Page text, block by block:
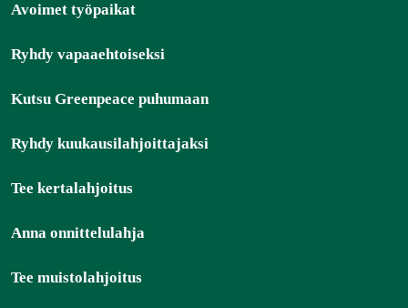
Avoimet työpaikat
Ryhdy vapaaehtoiseksi
Kutsu Greenpeace puhumaan
Ryhdy kuukausilahjoittajaksi
Tee kertalahjoitus
Anna onnittelulahja
Tee muistolahjoitus